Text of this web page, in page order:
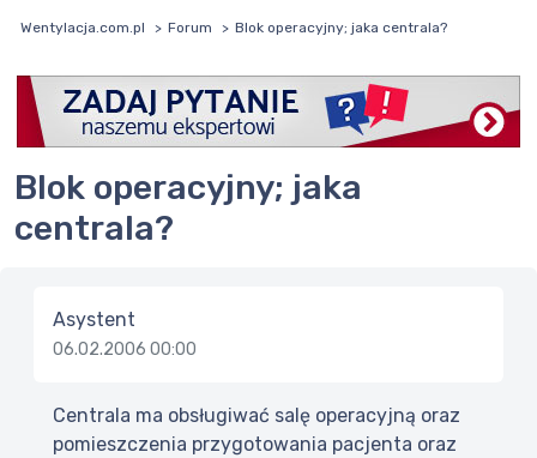
Wentylacja.com.pl Forum Blok operacyjny; jaka centrala?
Blok operacyjny; jaka
centrala?
Asystent
06.02.2006 00:00
Centrala ma obsługiwać salę operacyjną oraz
pomieszczenia przygotowania pacjenta oraz